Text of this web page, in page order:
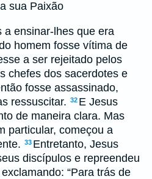
sua Paixão
a ensinar-lhes que era
homem fosse vítima de
a ser rejeitado pelos
chefes dos sacerdotes e
fosse assassinado,
ressuscitar. 32 E Jesus
de maneira clara. Mas
particular, começou a
33 Entretanto, Jesus
discípulos e repreendeu
“Para trás de